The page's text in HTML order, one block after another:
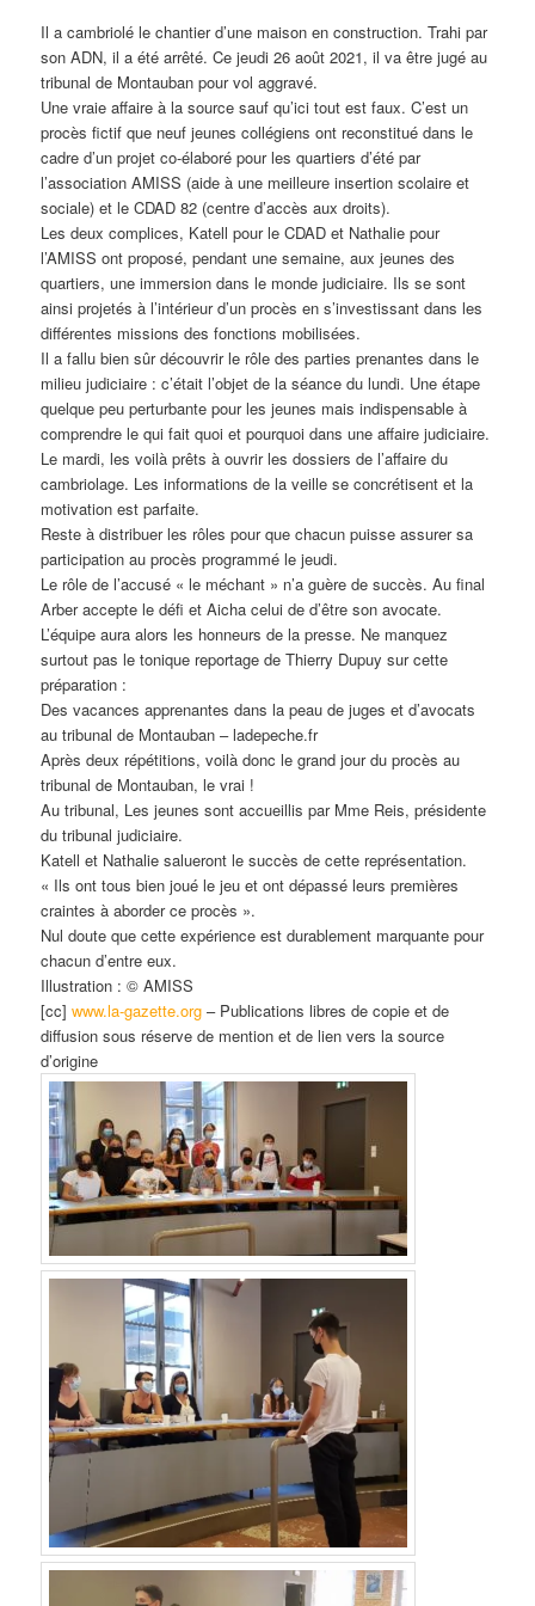
Il a cambriolé le chantier d’une maison en construction. Trahi par
son ADN, il a été arrêté. Ce jeudi 26 août 2021, il va être jugé au
tribunal de Montauban pour vol aggravé.
Une vraie affaire à la source sauf qu’ici tout est faux. C’est un
procès fictif que neuf jeunes collégiens ont reconstitué dans le
cadre d’un projet co-élaboré pour les quartiers d’été par
l’association AMISS (aide à une meilleure insertion scolaire et
sociale) et le CDAD 82 (centre d’accès aux droits).
Les deux complices, Katell pour le CDAD et Nathalie pour
l’AMISS ont proposé, pendant une semaine, aux jeunes des
quartiers, une immersion dans le monde judiciaire. Ils se sont
ainsi projetés à l’intérieur d’un procès en s’investissant dans les
différentes missions des fonctions mobilisées.
Il a fallu bien sûr découvrir le rôle des parties prenantes dans le
milieu judiciaire : c’était l’objet de la séance du lundi. Une étape
quelque peu perturbante pour les jeunes mais indispensable à
comprendre le qui fait quoi et pourquoi dans une affaire judiciaire.
Le mardi, les voilà prêts à ouvrir les dossiers de l’affaire du
cambriolage. Les informations de la veille se concrétisent et la
motivation est parfaite.
Reste à distribuer les rôles pour que chacun puisse assurer sa
participation au procès programmé le jeudi.
Le rôle de l’accusé « le méchant » n’a guère de succès. Au final
Arber accepte le défi et Aicha celui de d’être son avocate.
L’équipe aura alors les honneurs de la presse. Ne manquez
surtout pas le tonique reportage de Thierry Dupuy sur cette
préparation :
Des vacances apprenantes dans la peau de juges et d’avocats
au tribunal de Montauban – ladepeche.fr
Après deux répétitions, voilà donc le grand jour du procès au
tribunal de Montauban, le vrai !
Au tribunal, Les jeunes sont accueillis par Mme Reis, présidente
du tribunal judiciaire.
Katell et Nathalie salueront le succès de cette représentation.
« Ils ont tous bien joué le jeu et ont dépassé leurs premières
craintes à aborder ce procès ».
Nul doute que cette expérience est durablement marquante pour
chacun d’entre eux.
Illustration : © AMISS
[cc]www.la-gazette.org – Publications libres de copie et de
diffusion sous réserve de mention et de lien vers la source
d’origine